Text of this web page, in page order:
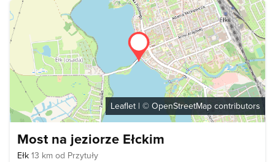
Leaflet | © OpenStreetMap contributors
Most na jeziorze Ełckim
Ełk 13 km od Przytuły